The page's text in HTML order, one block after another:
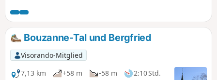
Bouzanne-Tal und Bergfried
Visorando-Mitglied
7,13 km
+58 m -58 m
2:10 Std.